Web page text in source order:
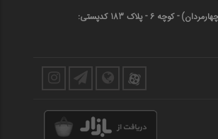
قم - خیابان انقلاب (چهارمردان)‌ - کوچه 6 - پلاک 183 کدپستی: